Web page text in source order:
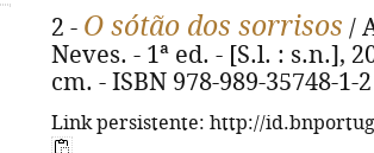
2 - O sótão dos sorrisos /
Neves. - 1ª ed. - [S.l. : s.n.],
cm. - ISBN 978-989-35748-1-2
Link persistente: http://